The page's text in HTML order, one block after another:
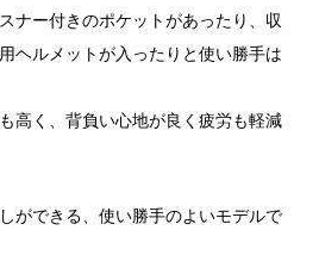
ナー付きのポケットがあったり、収
ヘルメットが入ったりと使い勝手は
高く、背負い心地が良く疲労も軽減
ができる、使い勝手のよいモデルで